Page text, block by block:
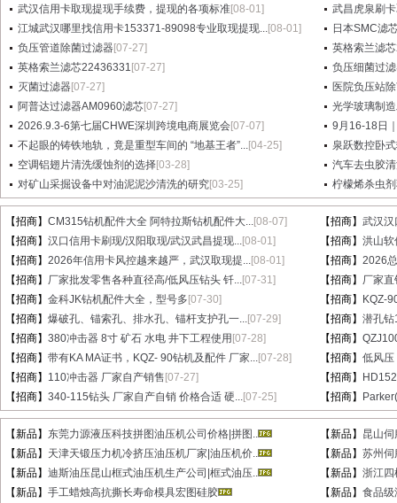
武汉信用卡取现提现手续费，提现的各项标准[08-01]
武昌虎泉刷
江城武汉哪里找信用卡153371-89098专业取现提现... [08-01]
日本SMC滤
负压管道除菌过滤器[07-27]
英格索兰滤
英格索兰滤芯22436331 [07-27]
负压细菌过
灭菌过滤器[07-27]
医院负压站
阿普达过滤器AM0960滤芯[07-27]
光学玻璃制
2026.9.3-6第七届CHWE深圳跨境电商展览会[07-07]
9月16-18日
不起眼的铸铁地轨，竟是重型车间的 “地基王者”... [04-25]
泉跃数控卧
空调铝翅片清洗缓蚀剂的选择[03-28]
汽车去虫胶
对矿山采掘设备中对油泥泥沙清洗的研究[03-25] 柠檬烯杀虫
【招商】 CM315钻机配件大全 阿特拉斯钻机配件大... [08-07] 【招商】 武汉汉
【招商】 汉口信用卡刷现/汉阳取现/武汉武昌提现... [08-01] 【招商】 洪山
【招商】 2026年信用卡风控越来越严，武汉取现提... [08-01] 【招商】 2026
【招商】 厂家批发零售各种直径高/低风压钻头 钎... [07-31] 【招商】 厂家
【招商】 金科JK钻机配件大全，型号多[07-30] 【招商】 KQZ-
【招商】 爆破孔、锚索孔、排水孔、锚杆支护孔一... [07-29] 【招商】 潜孔钻
【招商】 380冲击器 8寸 矿石 水电 井下工程使用[07-28] 【招商】
【招商】 带有KA MA证书，KQZ- 90钻机及配件 厂家... [07-28] 【招商】 低风压
【招商】 110冲击器 厂家自产销售[07-27] 【招商】
【招商】 340-115钻头 厂家自产自销 价格合适 硬... [07-25] 【招商】
【新品】 东莞力源液压科技拼图油压机公司价格|拼图.. 【新品】 昆山
【新品】 天津天锻压力机冷挤压油压机厂家|油压机价.. 【新品】 苏州伺
【新品】 迪斯油压昆山框式油压机生产公司|框式油压.. 【新品】 浙江四
【新品】 手工蜡烛高抗撕长寿命模具宏图硅胶 【新品】 食品级